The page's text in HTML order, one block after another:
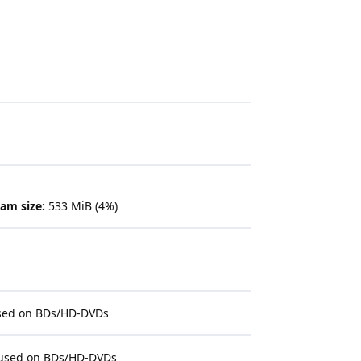
size: 533 MiB (4%)
on BDs/HD-DVDs
on BDs/HD-DVDs